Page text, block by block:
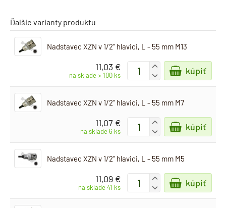
Ďalšie varianty produktu
Nadstavec XZN v 1/2" hlavici, L - 55 mm M13
11,03 €
na sklade > 100 ks
+
-
kúpiť
Nadstavec XZN v 1/2" hlavici, L - 55 mm M7
11,07 €
na sklade 6 ks
+
-
kúpiť
Nadstavec XZN v 1/2" hlavici, L - 55 mm M5
11,09 €
na sklade 41 ks
+
-
kúpiť